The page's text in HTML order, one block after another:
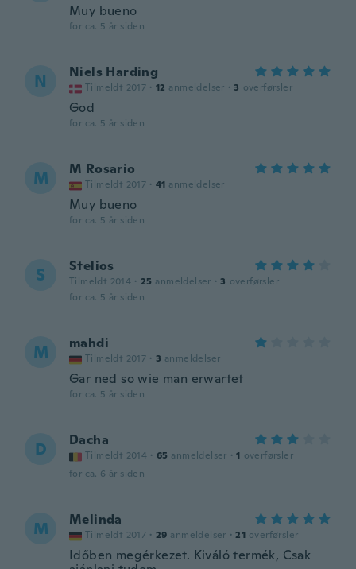
Muy bueno
for ca. 5 år siden
N Niels Harding
Tilmeldt 2017 · 12 anmeldelser · 3 overførsler
God
for ca. 5 år siden
M M Rosario
Tilmeldt 2017 · 41 anmeldelser
Muy bueno
for ca. 5 år siden
S Stelios
Tilmeldt 2014 · 25 anmeldelser · 3 overførsler
for ca. 5 år siden
M mahdi
Tilmeldt 2017 · 3 anmeldelser
Gar ned so wie man erwartet
for ca. 5 år siden
D Dacha
Tilmeldt 2014 · 65 anmeldelser · 1 overførsler
for ca. 6 år siden
M Melinda
Tilmeldt 2017 · 29 anmeldelser · 21 overførsler
Időben megérkezet. Kiváló termék, Csak